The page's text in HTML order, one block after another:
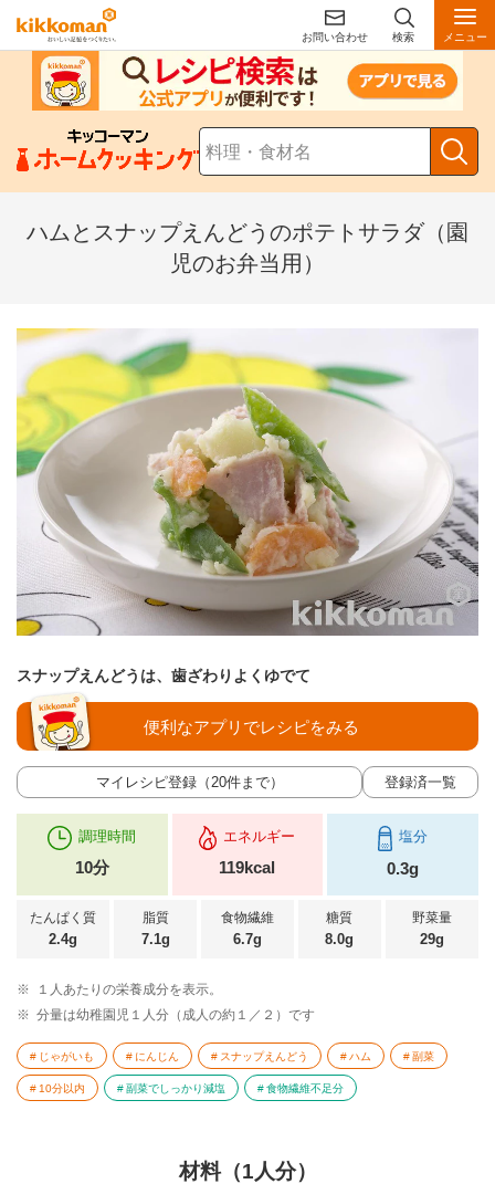
お問い合わせ 検索 メニュー
ハムとスナップえんどうのポテトサラダ（園
児のお弁当用）
スナップえんどうは、歯ざわりよくゆでて
マイレシピ登録（20件まで） 登録済一覧
便利なアプリでレシピをみる
調理時間
10分
エネルギー
119kcal
塩分
0.3g
たんぱく質
2.4g
脂質
7.1g
食物繊維
6.7g
糖質
8.0g
野菜量
29g
※
１人あたりの栄養成分を表示。
※ 分量は幼稚園児１人分（成人の約１／２）です
じゃがいも にんじん スナップえんどう ハム 副菜
10分以内 副菜でしっかり減塩 食物繊維不足分
材料（1人分）